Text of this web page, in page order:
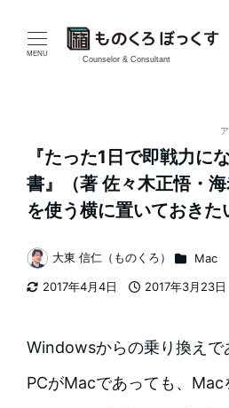
MENU
Counselor & Consultant
『たった1日で即戦力に
書』（著 佐々木正悟・
を使う横に置いておきた
2017年4月4日
2017年3月23日
著
者
大東 信仁（ものくろ） カテゴリー
Mac
Windowsからの乗り換えで
PCがMacであっても、Mac